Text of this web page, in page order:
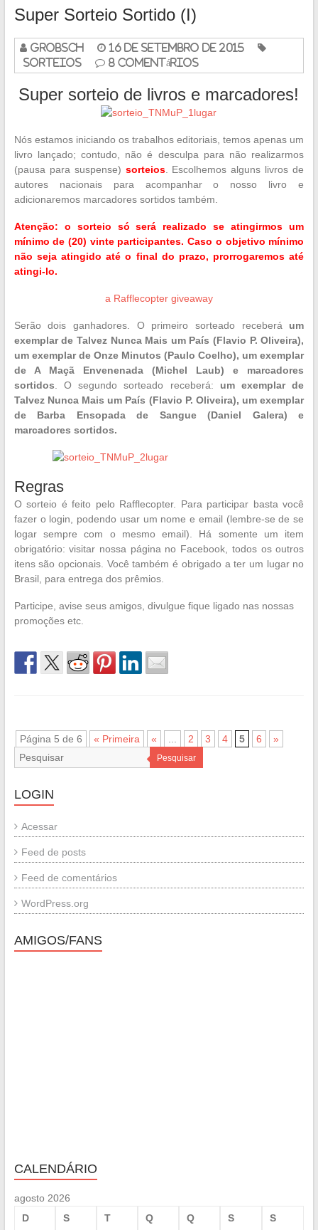
Super Sorteio Sortido (I)
grobsch
16 de setembro de 2015
Sorteios
8 Comentários
Super sorteio de livros e marcadores!
Nós estamos iniciando os trabalhos editoriais, temos apenas um
livro lançado; contudo, não é desculpa para não realizarmos
(pausa para suspense) sorteios. Escolhemos alguns livros de
autores nacionais para acompanhar o nosso livro e
adicionaremos marcadores sortidos também.
Atenção: o sorteio só será realizado se atingirmos um
mínimo de (20) vinte participantes. Caso o objetivo mínimo
não seja atingido até o final do prazo, prorrogaremos até
atingi-lo.
a Rafflecopter giveaway
Serão dois ganhadores. O primeiro sorteado receberá um
exemplar de Talvez Nunca Mais um País (Flavio P. Oliveira),
um exemplar de Onze Minutos (Paulo Coelho), um exemplar
de A Maçã Envenenada (Michel Laub) e marcadores
sortidos . O segundo sorteado receberá: um exemplar de
Talvez Nunca Mais um País (Flavio P. Oliveira), um exemplar
de Barba Ensopada de Sangue (Daniel Galera) e
marcadores sortidos.
Regras
O sorteio é feito pelo Rafflecopter. Para participar basta você
fazer o login, podendo usar um nome e email (lembre-se de se
logar sempre com o mesmo email). Há somente um item
obrigatório: visitar nossa página no Facebook, todos os outros
itens são opcionais. Você também é obrigado a ter um lugar no
Brasil, para entrega dos prêmios.
Participe, avise seus amigos, divulgue fique ligado nas nossas
promoções etc.
Página 5 de 6 « Primeira « 2 3 4 5 6 »
Pesquisar
LOGIN
Acessar
Feed de posts
Feed de comentários
WordPress.org
AMIGOS/FANS
CALENDÁRIO
agosto 2026
D
S T Q Q S S